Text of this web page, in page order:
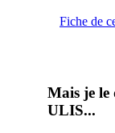
Fiche de
Mais je le
ULIS...